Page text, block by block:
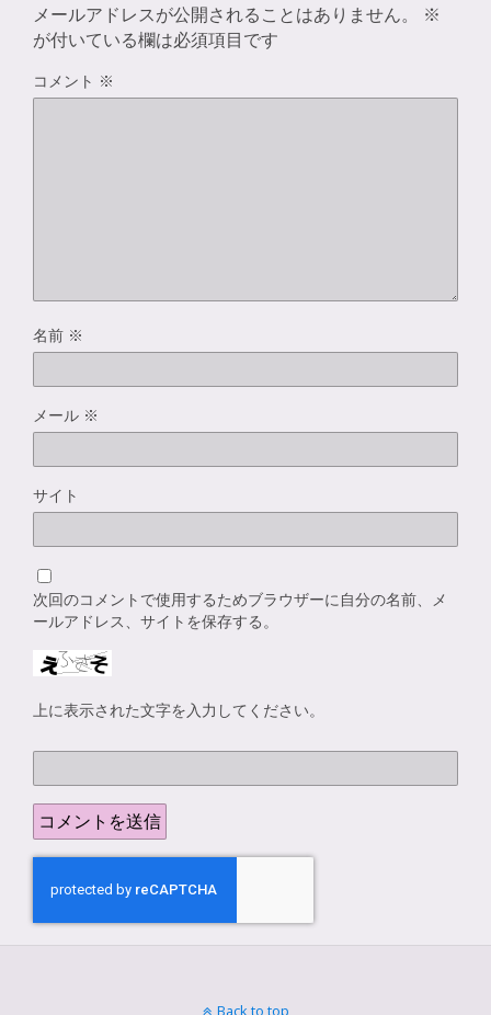
メールアドレスが公開されることはありません。
※
が付いている欄は必須項目です
コメント ※
名前 ※
メール ※
サイト
次回のコメントで使用するためブラウザーに自分の名前、メ
ールアドレス、サイトを保存する。
上に表示された文字を入力してください。
Back to top